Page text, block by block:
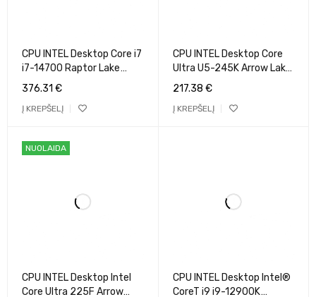
CPU INTEL Desktop Core i7
i7-14700 Raptor Lake
2100 MHz Cores 20 33MB
GPU UHD 770 BOX
376.31 €
Į KREPŠELĮ
CPU INTEL Desktop Core
Ultra U5-245K Arrow Lake
4200 MHz Cores 14 24MB
Watts BOX
217.38 €
Į KREPŠELĮ
NUOLAIDA
CPU INTEL Desktop Intel
Core Ultra 225F Arrow
CPU INTEL Desktop Intel®
CoreT i9 i9-12900K